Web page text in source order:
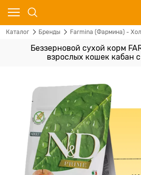
Каталог Бренды Farmina (Фармина) -
Беззерновой cухой корм
взрослых кошек кабан